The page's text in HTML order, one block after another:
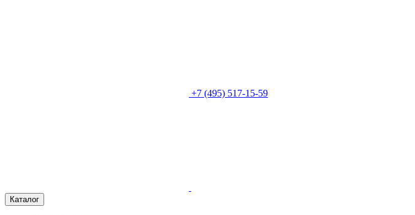
+7 (495) 517-15-59
Каталог